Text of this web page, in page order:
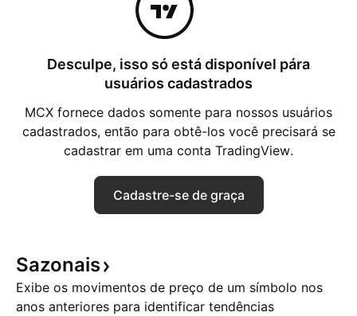
Desculpe, isso só está disponível pára
usuários cadastrados
MCX fornece dados somente para nossos usuários
cadastrados, então para obtê-los você precisará se
cadastrar em uma conta TradingView.
Cadastre-se de graça
Sazonais
Exibe os movimentos de preço de um símbolo nos
anos anteriores para identificar tendências